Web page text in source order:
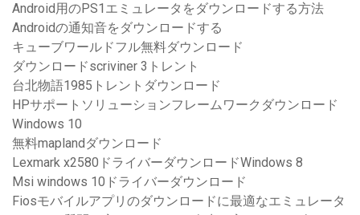
Android用のPS1エミュレータをダウンロードする方法
Androidの通知音をダウンロードする
キューブワールドフル無料ダウンロード
ダウンロードscriviner 3トレント
台北物語1985トレントダウンロード
HPサポートソリューションフレームワークダウンロード
Windows 10
無料maplandダウンロード
Lexmark x2580ドライバーダウンロードWindows 8
Msi windows 10ドライバーダウンロード
Fiosモバイルアプリのダウンロードに最適なエミュレータ